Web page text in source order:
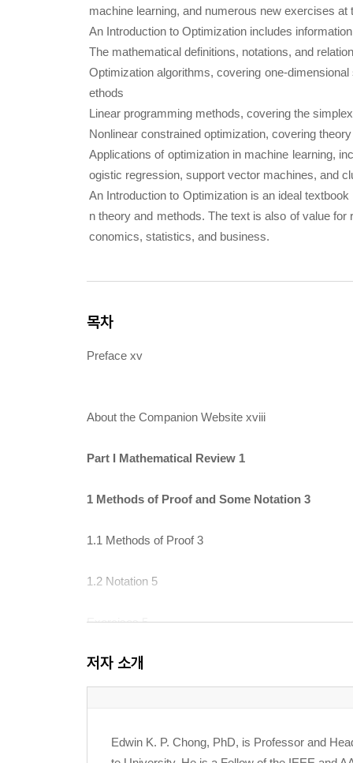
machine learning, and numerous new exercises at
An Introduction to Optimization includes
The mathematical definitions, notations, and
Optimization algorithms, covering one-
ethods
Linear programming methods, covering the
Nonlinear constrained optimization, covering
Applications of optimization in machine learning,
ogistic regression, support vector machines, and
An Introduction to Optimizationis an ideal textbook
n theory and methods. The text is also of value
conomics, statistics, and business.
목차
Preface xv
About the Companion Website xviii
Part I Mathematical Review 1
1 Methods of Proof and Some Notation 3
1.1 Methods of Proof 3
1.2 Notation 5
Exercises 5
2 Vector Spaces and Matrices 7
2.2 Rank of a Matrix 11
저자 소개
Edwin K. P. Chong, PhD, is Professor and